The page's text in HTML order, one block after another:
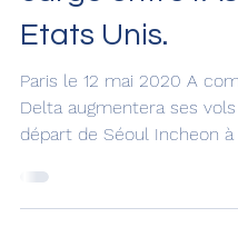
nombre de vols
cargo entre
Etats Unis.
Delta augmentera ses
départ de Séoul Incheon